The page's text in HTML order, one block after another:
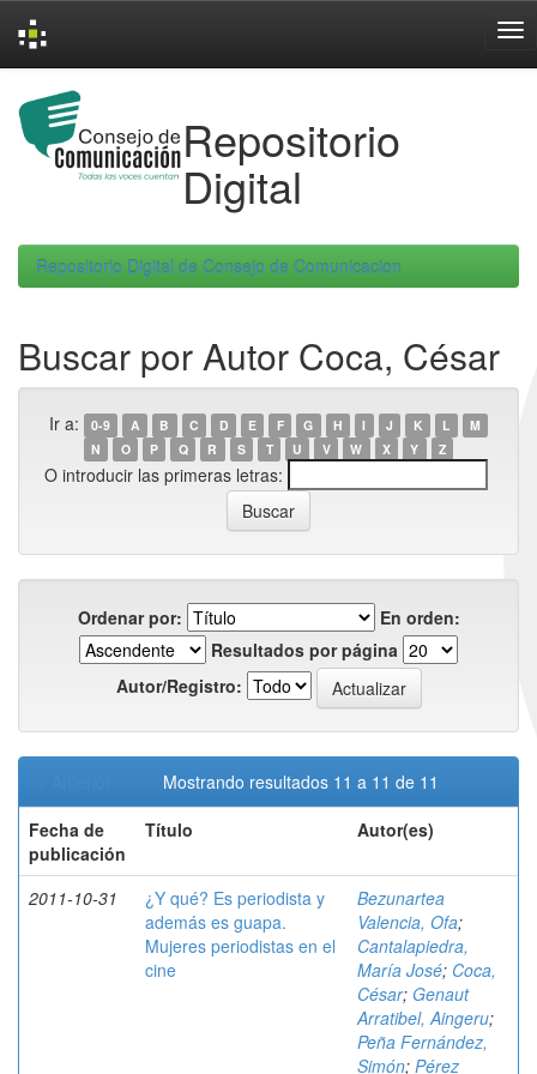
navigation
Repositorio
Digital
Repositorio Digital de Consejo de Comunicacion
Buscar por Autor Coca, César
Ir a: 0-9 A B C D E F G H I J K L
M
N
O P Q R S T U V W X Y Z
O introducir las primeras letras:
Ordenar por:
En orden:
Resultados por página
Autor/Registro:
Mostrando resultados 11 a 11 de 11
Fecha de
publicación
Título Autor(es)
2011-10-31
¿Y qué? Es periodista y
además es guapa.
Mujeres periodistas en el
cine
Bezunartea
Valencia, Ofa;
Cantalapiedra,
María José; Coca,
César; Genaut
Arratibel, Aingeru;
Peña Fernández,
Simón; Pérez